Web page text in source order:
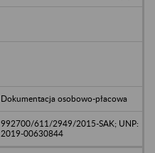
Dokumentacja osobowo-płacowa
992700/611/2949/2015-SAK; UNP:
2019-00630844